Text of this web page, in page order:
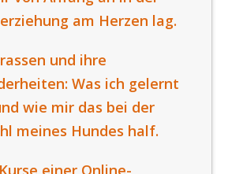
am Herzen lag.
und ihre
Was ich gelernt
wie mir das bei der
meines Hundes half.
einer Online-